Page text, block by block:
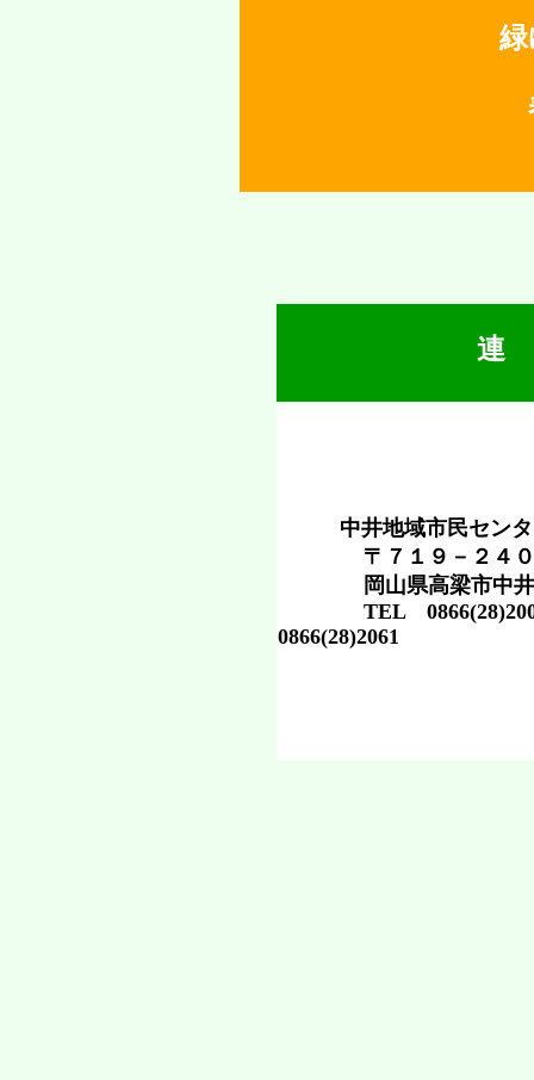
中井地域市民センタ
〒７１９－２４０
岡山県高梁市中井
TEL
0866(28)2061